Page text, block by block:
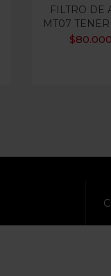
FILTRO DE
MT07
$80.000